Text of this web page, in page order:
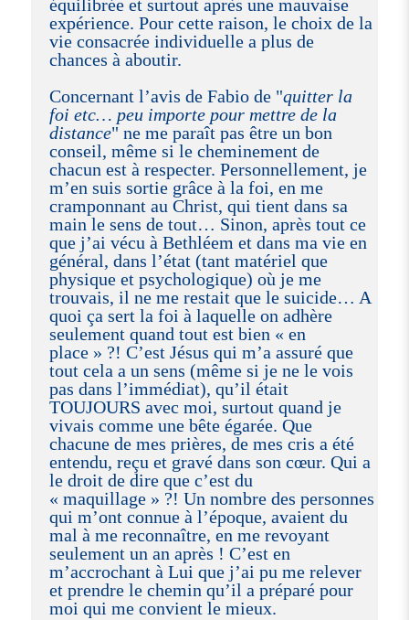
équilibrée et surtout après une mauvaise
expérience. Pour cette raison, le choix de la
vie consacrée individuelle a plus de
chances à aboutir.
Concernant l’avis de Fabio de "quitter la
foi etc… peu importe pour mettre de la
distance" ne me paraît pas être un bon
conseil, même si le cheminement de
chacun est à respecter. Personnellement, je
m’en suis sortie grâce à la foi, en me
cramponnant au Christ, qui tient dans sa
main le sens de tout… Sinon, après tout ce
que j’ai vécu à Bethléem et dans ma vie en
général, dans l’état (tant matériel que
physique et psychologique) où je me
trouvais, il ne me restait que le suicide… A
quoi ça sert la foi à laquelle on adhère
seulement quand tout est bien « en
place » ?! C’est Jésus qui m’a assuré que
tout cela a un sens (même si je ne le vois
pas dans l’immédiat), qu’il était
TOUJOURS avec moi, surtout quand je
vivais comme une bête égarée. Que
chacune de mes prières, de mes cris a été
entendu, reçu et gravé dans son cœur. Qui a
le droit de dire que c’est du
« maquillage » ?! Un nombre des personnes
qui m’ont connue à l’époque, avaient du
mal à me reconnaître, en me revoyant
seulement un an après ! C’est en
m’accrochant à Lui que j’ai pu me relever
et prendre le chemin qu’il a préparé pour
moi qui me convient le mieux.